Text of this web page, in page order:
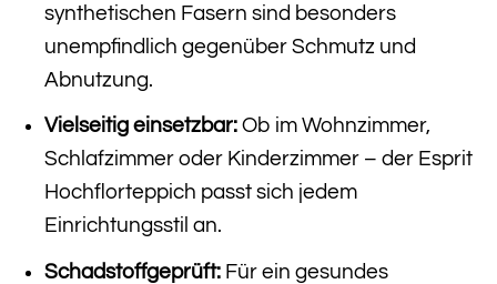
synthetischen Fasern sind besonders
unempfindlich gegenüber Schmutz und
Abnutzung.
Vielseitig einsetzbar:Ob im Wohnzimmer,
Schlafzimmer oder Kinderzimmer – der Esprit
Hochflorteppich passt sich jedem
Einrichtungsstil an.
Schadstoffgeprüft:Für ein gesundes